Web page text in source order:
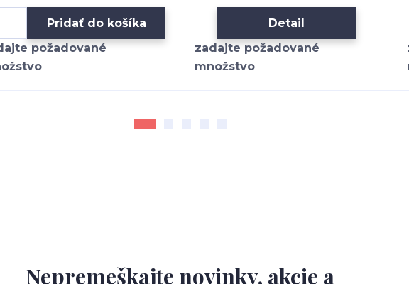
Pridať do košíka Detail
Nepremeškajte novinky, akcie a